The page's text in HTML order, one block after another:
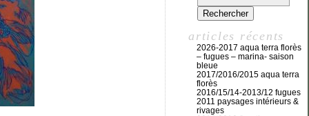
articles récents
2026-2017 aqua terra florès
– fugues – marina- saison
bleue
2017/2016/2015 aqua terra
florès
2016/15/14-2013/12 fugues
2011 paysages intérieurs &
rivages